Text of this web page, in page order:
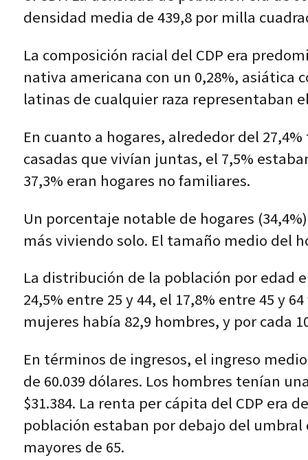
densidad media de 439,8 por milla
La composición racial del CDP era
nativa americana con un 0,28%, asiática
latinas de cualquier raza representaban
En cuanto a hogares, alrededor del
casadas que vivían juntas, el 7,5%
37,3% eran hogares no familiares.
Un porcentaje notable de hogares
más viviendo solo. El tamaño medio del
La distribución de la población por edad
24,5% entre 25 y 44, el 17,8% entre 45 y
mujeres había 82,9 hombres, y por cada
En términos de ingresos, el ingreso
de 60.039 dólares. Los hombres tenían
$31.384. La renta per cápita del CDP era
población estaban por debajo del umbral
mayores de 65.